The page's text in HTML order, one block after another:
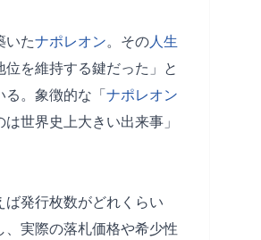
いたナポレオン。その人生
を維持する鍵だった」と
。象徴的な「 ナポレオン
世界史上大きい出来事」
発行枚数がどれくらい
実際の落札価格や希少性